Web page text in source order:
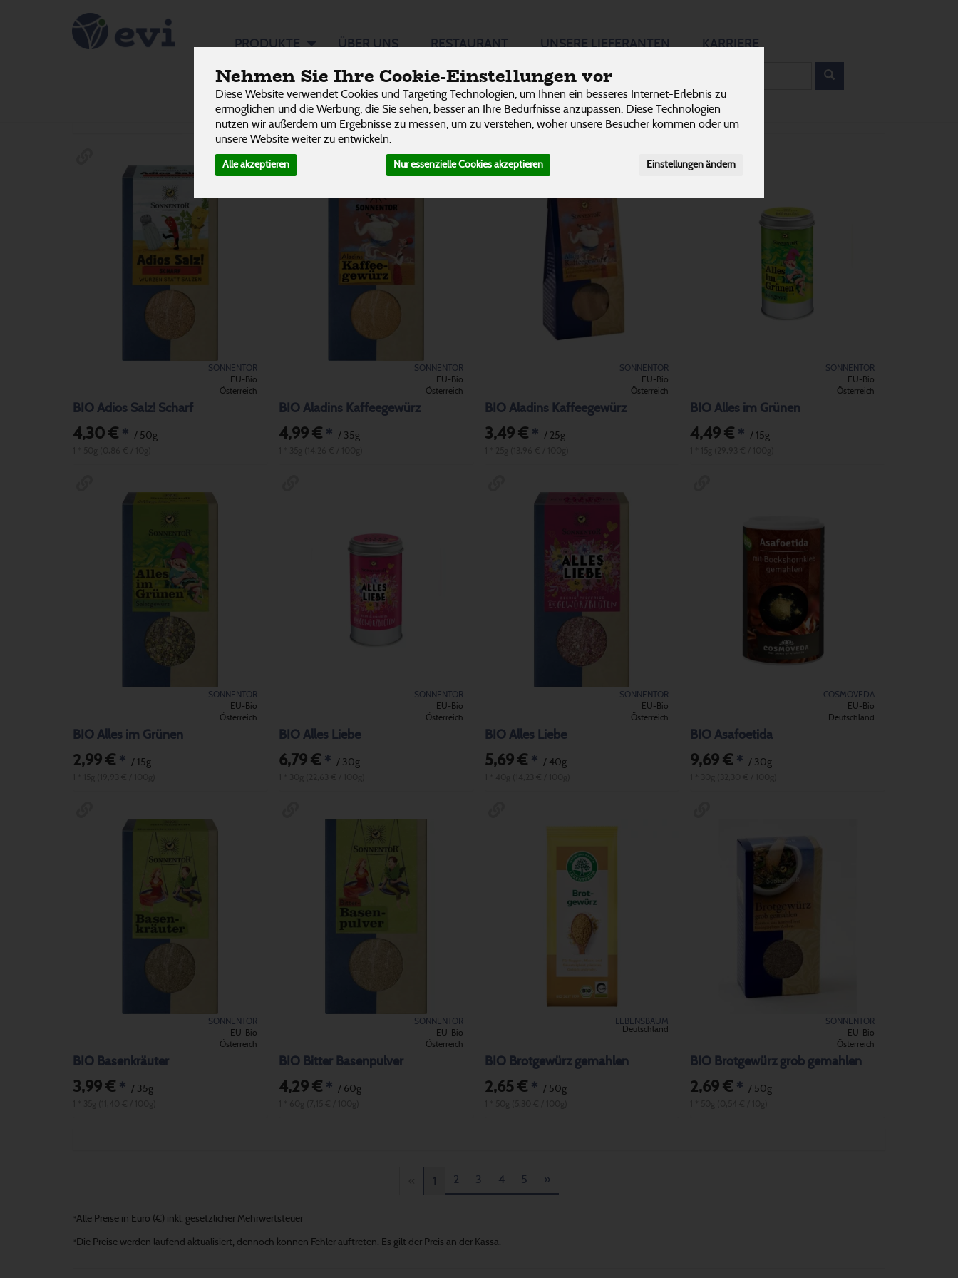
Nehmen Sie Ihre Cookie-Einstellungen vor
Diese Website verwendet Cookies und Targeting Technologien, um Ihnen ein besseres Internet-Erlebnis zu
ermöglichen und die Werbung, die Sie sehen, besser an Ihre Bedürfnisse anzupassen. Diese Technologien
nutzen wir außerdem um Ergebnisse zu messen, um zu verstehen, woher unsere Besucher kommen oder um
unsere Website weiter zu entwickeln.
Alle akzeptieren Nur essenzielle Cookies akzeptieren Einstellungen ändern
PRODUKTE ÜBER UNS RESTAURANT UNSERE LIEFERANTEN KARRIERE
Gewürzmischungen
Ernährung Allergene
SONNENTOR
EU-Bio
Österreich
BIO Adios Salz! Scharf
4,30 € * / 50g
SONNENTOR
EU-Bio
Österreich
BIO Aladins Kaffeegewürz
4,99 €* / 35g
SONNENTOR
EU-Bio
Österreich
BIO Aladins Kaffeegewürz
3,49 €* / 25g
SONNENTOR
EU-Bio
Österreich
BIO Alles im Grünen
4,49 € * / 15g
SONNENTOR
EU-Bio
Österreich
BIO Alles im Grünen
2,99 € * / 15g
SONNENTOR
EU-Bio
Österreich
BIO Alles Liebe
6,79 €* / 30g
SONNENTOR
EU-Bio
Österreich
BIO Alles Liebe
5,69 €* / 40g
COSMOVEDA
EU-Bio
Deutschland
BIO Asafoetida
9,69 € * / 30g
SONNENTOR
EU-Bio
Österreich
BIO Basenkräuter
3,99 € * / 35g
SONNENTOR
EU-Bio
Österreich
BIO Bitter Basenpulver
4,29 €* / 60g
LEBENSBAUM
Deutschland
BIO Brotgewürz gemahlen
2,65 €* / 50g
SONNENTOR
EU-Bio
Österreich
BIO Brotgewürz grob gemahlen
2,69 € * / 50g
1 2 3 4 5 »
*Alle Preise in Euro (€) inkl. gesetzlicher Mehrwertsteuer
* Die Preise werden laufend aktualisiert, dennoch können Fehler auftreten. Es gilt der Preis an der Kassa.